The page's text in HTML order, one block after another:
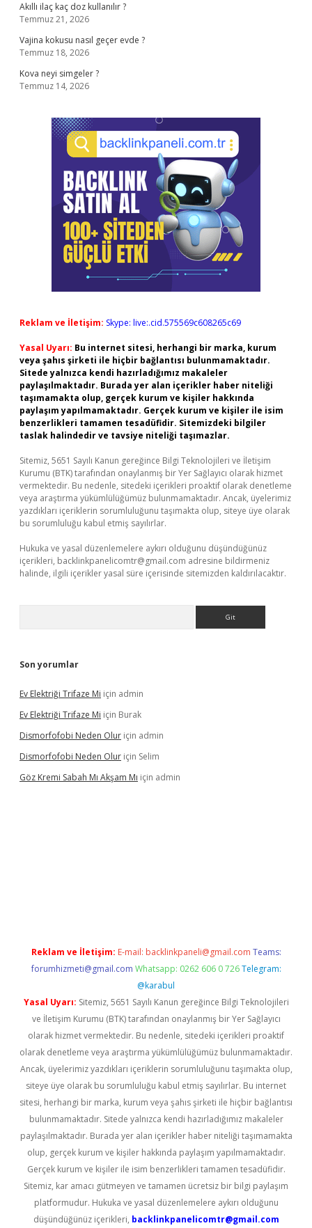
Akıllı ilaç kaç doz kullanılır ?
Temmuz 21, 2026
Vajina kokusu nasıl geçer evde ?
Temmuz 18, 2026
Kova neyi simgeler ?
Temmuz 14, 2026
Reklam ve İletişim: Skype: live:.cid.575569c608265c69
Yasal Uyarı: Bu internet sitesi, herhangi bir marka, kurum
veya şahıs şirketi ile hiçbir bağlantısı bulunmamaktadır.
Sitede yalnızca kendi hazırladığımız makaleler
paylaşılmaktadır. Burada yer alan içerikler haber niteliği
taşımamakta olup, gerçek kurum ve kişiler hakkında
paylaşım yapılmamaktadır. Gerçek kurum ve kişiler ile isim
benzerlikleri tamamen tesadüfidir. Sitemizdeki bilgiler
taslak halindedir ve tavsiye niteliği taşımazlar.
Sitemiz, 5651 Sayılı Kanun gereğince Bilgi Teknolojileri ve İletişim
Kurumu (BTK) tarafından onaylanmış bir Yer Sağlayıcı olarak hizmet
vermektedir. Bu nedenle, sitedeki içerikleri proaktif olarak denetleme
veya araştırma yükümlülüğümüz bulunmamaktadır. Ancak, üyelerimiz
yazdıkları içeriklerin sorumluluğunu taşımakta olup, siteye üye olarak
bu sorumluluğu kabul etmiş sayılırlar.
Hukuka ve yasal düzenlemelere aykırı olduğunu düşündüğünüz
içerikleri, backlinkpanelicomtr@gmail.com adresine bildirmeniz
halinde, ilgili içerikler yasal süre içerisinde sitemizden kaldırılacaktır.
Son yorumlar
Ev Elektriği Trifaze Mi için admin
Ev Elektriği Trifaze Mi için Burak
Dismorfofobi Neden Olur için admin
Dismorfofobi Neden Olur için Selim
Göz Kremi Sabah Mı Akşam Mı için admin
Reklam ve İletişim: E-mail: backlinkpaneli@gmail.com Teams:
forumhizmeti@gmail.com Whatsapp: 0262 606 0 726 Telegram:
@karabul
Yasal Uyarı: Sitemiz, 5651 Sayılı Kanun gereğince Bilgi Teknolojileri
ve İletişim Kurumu (BTK) tarafından onaylanmış bir Yer Sağlayıcı
olarak hizmet vermektedir. Bu nedenle, sitedeki içerikleri proaktif
olarak denetleme veya araştırma yükümlülüğümüz bulunmamaktadır.
Ancak, üyelerimiz yazdıkları içeriklerin sorumluluğunu taşımakta olup,
siteye üye olarak bu sorumluluğu kabul etmiş sayılırlar. Bu internet
sitesi, herhangi bir marka, kurum veya şahıs şirketi ile hiçbir bağlantısı
bulunmamaktadır. Sitede yalnızca kendi hazırladığımız makaleler
paylaşılmaktadır. Burada yer alan içerikler haber niteliği taşımamakta
olup, gerçek kurum ve kişiler hakkında paylaşım yapılmamaktadır.
Gerçek kurum ve kişiler ile isim benzerlikleri tamamen tesadüfidir.
Sitemiz, kar amacı gütmeyen ve tamamen ücretsiz bir bilgi paylaşım
platformudur. Hukuka ve yasal düzenlemelere aykırı olduğunu
düşündüğünüz içerikleri, backlinkpanelicomtr@gmail.com